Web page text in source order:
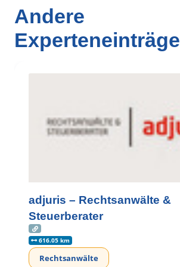
Andere
Experteneinträge
adjuris – Rechtsanwälte &
Steuerberater
616.05 km
Rechtsanwälte